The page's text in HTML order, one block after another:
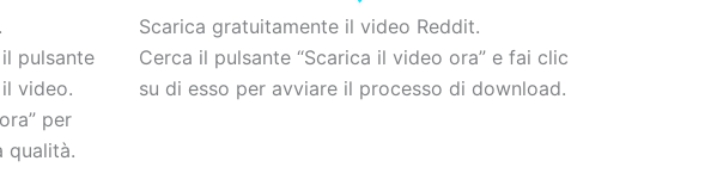
pulsante
video.
per
qualità.
Scarica gratuitamente il video Reddit.
Cerca il pulsante “Scarica il video ora” e fai clic
su di esso per avviare il processo di download.